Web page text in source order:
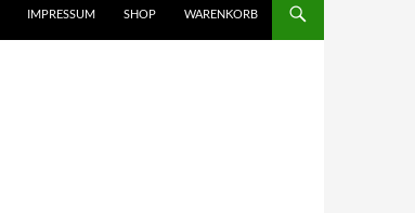
IMPRESSUM SHOP WARENKORB